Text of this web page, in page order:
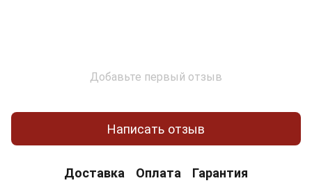
Добавьте первый отзыв
Написать отзыв
Доставка Оплата Гарантия